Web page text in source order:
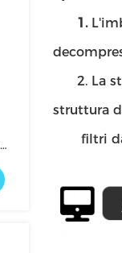
1.
2. La
struttura
filtri dal